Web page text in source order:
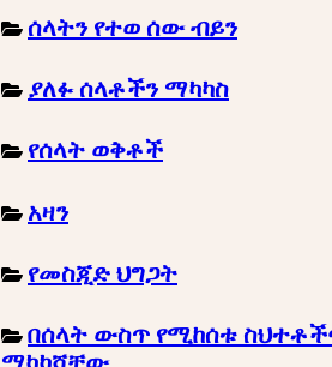
ሰላትን የተወ ሰው ብይን
ያለፉ ሰላቶችን ማካካስ
የሰላት ወቅቶች
አዛን
የመስጂድ ህግጋት
በሰላት ውስጥ የሚከሰቱ